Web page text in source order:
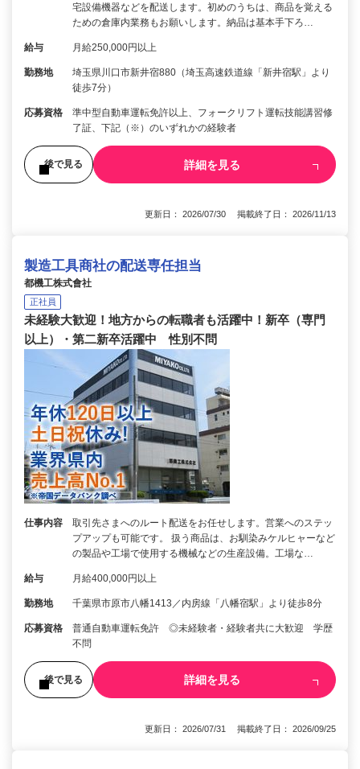
宅設備機器などを配送します。初めのうちは、商品を覚える
ための倉庫内業務もお願いします。納品は基本手下ろ…
給与 月給250,000円以上
勤務地
埼玉県川口市新井宿880（埼玉高速鉄道線「新井宿駅」より
徒歩7分）
応募資格
準中型自動車運転免許以上、フォークリフト運転技能講習修
了証、下記（※）のいずれかの経験者
後で見る 詳細を見る
更新日： 2026/07/30 掲載終了日： 2026/11/13
製造工具商社の配送専任担当
都機工株式會社
正社員
未経験大歓迎！地方からの転職者も活躍中！新卒（専門
以上）・第二新卒活躍中 性別不問
仕事内容
取引先さまへのルート配送をお任せします。営業へのステッ
プアップも可能です。 扱う商品は、お馴染みケルヒャーなど
の製品や工場で使用する機械などの生産設備。工場な…
給与 月給400,000円以上
勤務地 千葉県市原市八幡1413／内房線「八幡宿駅」より徒歩8分
応募資格
普通自動車運転免許 ◎未経験者・経験者共に大歓迎 学歴
不問
後で見る 詳細を見る
更新日： 2026/07/31 掲載終了日： 2026/09/25